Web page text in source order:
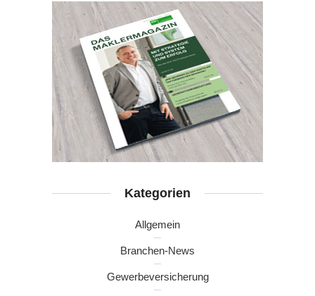
Kategorien
Allgemein
Branchen-News
Gewerbeversicherung